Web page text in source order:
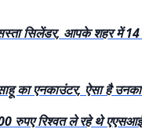
सिलेंडर, आपके शहर में
का एनकाउंटर, ऐसा है उनका
रिश्वत ले रहे थे एएसआई